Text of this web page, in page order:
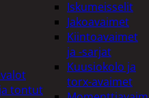
Iskumeisselit
Jakoavaimet
Kiintoavaimet
ja -sarjat
Kuusiokolo ja
torx-avaimet
tontut